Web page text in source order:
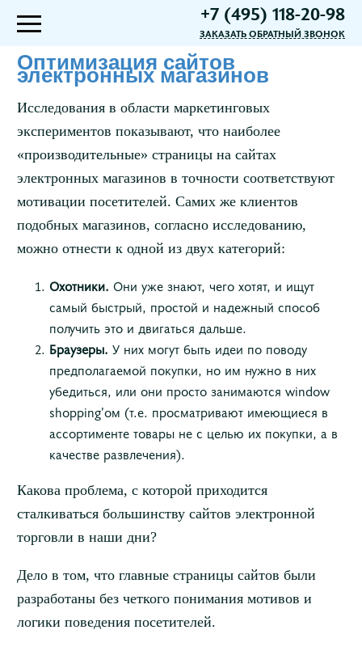
+7 (495) 118-20-98
ЗАКАЗАТЬ ОБРАТНЫЙ ЗВОНОК
Оптимизация сайтов
электронных магазинов
Исследования в области маркетинговых
экспериментов показывают, что наиболее
«производительные» страницы на сайтах
электронных магазинов в точности соответствуют
мотивации посетителей. Самих же клиентов
подобных магазинов, согласно исследованию,
можно отнести к одной из двух категорий:
Охотники. Они уже знают, чего хотят, и ищут
самый быстрый, простой и надежный способ
получить это и двигаться дальше.
Браузеры. У них могут быть идеи по поводу
предполагаемой покупки, но им нужно в них
убедиться, или они просто занимаются window
shopping’ом (т.е. просматривают имеющиеся в
ассортименте товары не с целью их покупки, а в
качестве развлечения).
Какова проблема, с которой приходится
сталкиваться большинству сайтов электронной
торговли в наши дни?
Дело в том, что главные страницы сайтов были
разработаны без четкого понимания мотивов и
логики поведения посетителей.